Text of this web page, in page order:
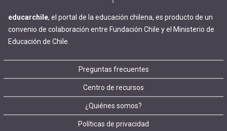
educarchile, el portal de la educación chilena, es producto de un
convenio de colaboración entre Fundación Chile y el Ministerio de
Educación de Chile.
Footer
menu
Preguntas frecuentes
Centro de recursos
¿Quiénes somos?
Políticas de privacidad